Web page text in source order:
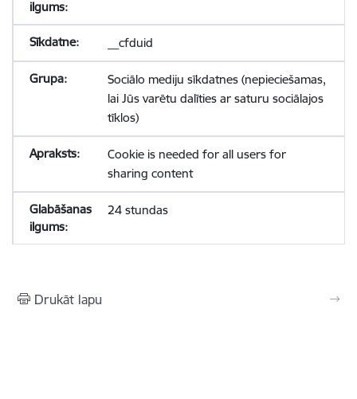
__cfduid
Sociālo mediju sīkdatnes (nepieciešamas,
lai Jūs varētu dalīties ar saturu sociālajos
tīklos)
Cookie is needed for all users for
sharing content
24 stundas
Drukāt lapu